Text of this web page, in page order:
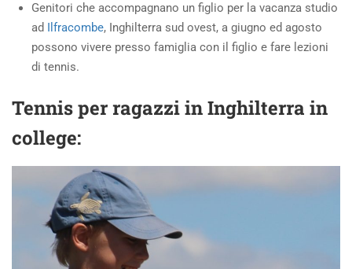
Genitori che accompagnano un figlio per la vacanza studio
ad
Ilfracombe, Inghilterra sud ovest, a giugno ed agosto
possono vivere presso famiglia con il figlio e fare lezioni
di tennis.
Tennis per ragazzi in Inghilterra in
college: